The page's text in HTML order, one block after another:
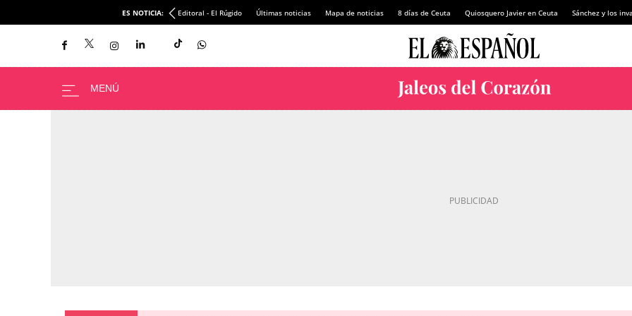
ES NOTICIA: Editoral - El Rúgido Últimas noticias Mapa de noticias 8 días de Ceuta Quiosquero Javier en Ceuta Sánchez y los